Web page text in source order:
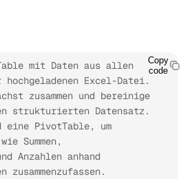
mit Daten aus allen
Excel-Datei.
zusammen und bereinige
strukturierten Datensatz.
eine PivotTable, um
Summen,
Anzahlen anhand
Copy
code